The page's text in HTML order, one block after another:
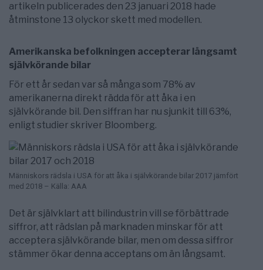
artikeln publicerades den 23 januari 2018 hade
åtminstone 13 olyckor skett med modellen.
Amerikanska befolkningen accepterar långsamt
självkörande bilar
För ett år sedan var så många som 78% av
amerikanerna direkt rädda för att åka i en
självkörande bil. Den siffran har nu sjunkit till 63%,
enligt studier skriver Bloomberg.
Människors rädsla i USA för att åka i självkörande bilar 2017 jämfört
med 2018 – Källa: AAA
Det är självklart att bilindustrin vill se förbättrade
siffror, att rädslan på marknaden minskar för att
acceptera självkörande bilar, men om dessa siffror
stämmer ökar denna acceptans om än långsamt.